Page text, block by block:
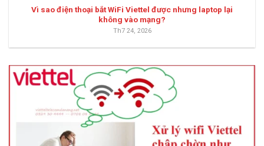
Vì sao điện thoại bắt WiFi Viettel được nhưng laptop lại
không vào mạng?
Th7 24, 2026